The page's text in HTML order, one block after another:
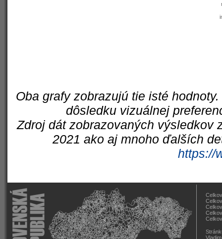
Oba grafy zobrazujú tie isté
dôsledku vizuálnej
Zdroj dát zobrazovaných výsledkov
2021 ako aj mnoho ďalších
https://